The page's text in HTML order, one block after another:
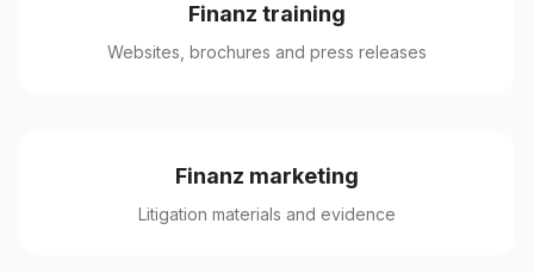
Finanz training
Websites, brochures and press releases
Finanz marketing
Litigation materials and evidence